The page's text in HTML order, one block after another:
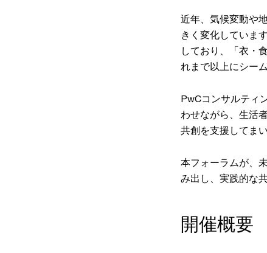
近年、気候変動や
きく変化していま
しており、「衣・
れまで以上にシー
PwCコンサルティ
わせながら、生活
共創を支援してまい
本フォーラムが、
み出し、実践的な
開催概要